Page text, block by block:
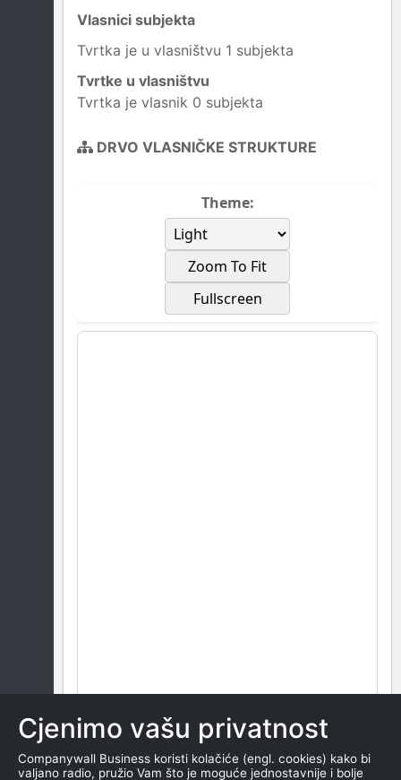
Vlasnici subjekta
Tvrtka je u vlasništvu 1 subjekta
Tvrtke u vlasništvu
Tvrtka je vlasnik 0 subjekta
DRVO VLASNIČKE STRUKTURE
Theme:
Zoom To Fit
Fullscreen
Cjenimo vašu privatnost
Companywall Business koristi kolačiće (engl. cookies) kako bi
valjano radio, pružio Vam što je moguće jednostavnije i bolje